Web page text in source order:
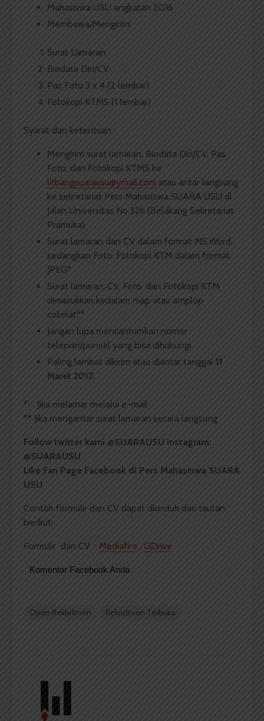
Mahasiswa USU angkatan 2016
Membawa/Mengirim:
Surat Lamaran
Biodata Diri/CV
Pas Foto 3 x 4 (2 lembar)
Fotokopi KTMS (1 lembar)
Syarat dan ketentuan :
Mengirim surat lamaran, Biodata Diri/CV, Pas
Foto, dan Fotokopi KTMS ke
litbangsuarausu@ymail.com atau antar langsung
ke sekretariat Pers Mahasiswa SUARA USU di
Jalan Universitas No.32b (Belakang Sekretariat
Pramuka).
Surat lamaran dan CV dalam format MS.Word,
sedangkan Foto, Fotokopi KTM dalam format
JPEG*
Surat lamaran, CV, Foto, dan Fotokopi KTM
dimasukkan kedalam map atau amplop
cokelat**
Jangan lupa mencantumkan nomor
telepon/ponsel yang bisa dihubungi.
Paling lambat dikirim atau diantar tanggal 11
Maret 2017.
* Jika melamar melalui e-mail
** Jika mengantar surat lamaran secara langsung
Follow twitter kami @SUARAUSU instagram:
@SUARAUSU
Like Fan Page Facebook di Pers Mahasiswa SUARA
USU
Contoh formulir dan CV dapat diunduh dari tautan
berikut:
Formulir dan CV : Mediafire , GDrive
Komentar Facebook Anda
Open Rekrutmen Rekrutmen Terbuka